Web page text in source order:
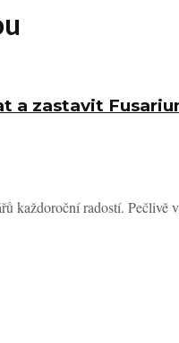
a zastavit
každoroční radostí.